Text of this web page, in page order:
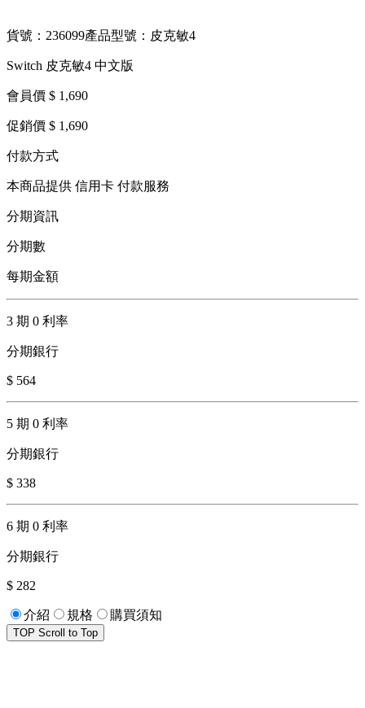
貨號：236099產品型號：皮克敏4
Switch 皮克敏4 中文版
會員價 $ 1,690
促銷價 $ 1,690
付款方式
本商品提供 信用卡 付款服務
分期資訊
分期數
每期金額
3 期 0 利率
分期銀行
$ 564
5 期 0 利率
分期銀行
$ 338
6 期 0 利率
分期銀行
$ 282
介紹 規格 購買須知
TOP Scroll to Top